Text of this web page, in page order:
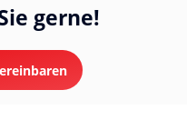
gerne!